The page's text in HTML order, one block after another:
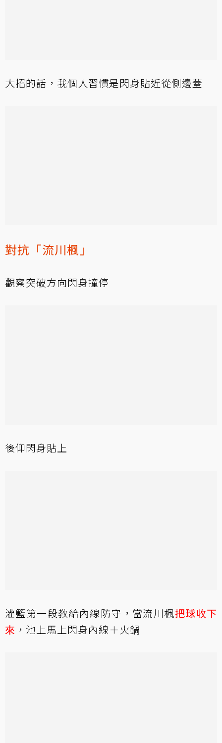
大招的話，我個人習慣是閃身貼近從側邊蓋
對抗「流川楓」
觀察突破方向閃身撞停
後仰閃身貼上
灌籃第一段教給內線防守，當流川楓把球收下
來 ，池上馬上閃身內線＋火鍋